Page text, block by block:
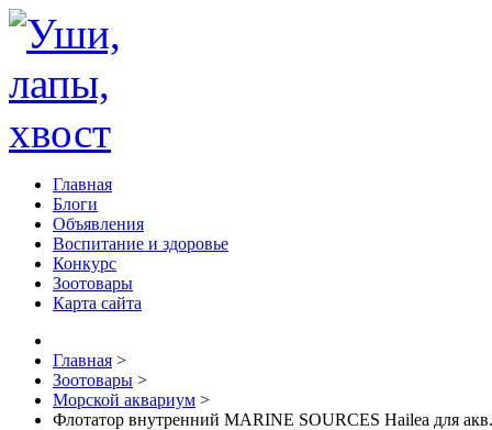
Главная
Блоги
Объявления
Воспитание и здоровье
Конкурс
Зоотовары
Карта сайта
Главная >
Зоотовары >
Морской аквариум >
Флотатор внутренний MARINE SOURCES Hailea для